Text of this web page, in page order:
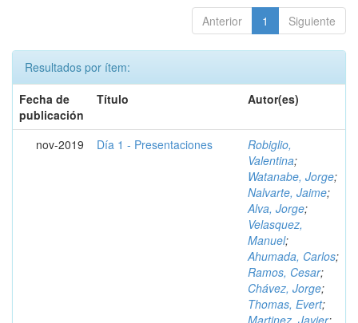
Anterior 1 Siguiente
Resultados por ítem:
Fecha de
publicación
Título Autor(es)
nov-2019 Día 1 - Presentaciones
Robiglio,
Valentina;
Watanabe, Jorge;
Nalvarte, Jaime;
Alva, Jorge;
Velasquez,
Manuel;
Ahumada, Carlos;
Ramos, Cesar;
Chávez, Jorge;
Thomas, Evert;
Martinez, Javier;